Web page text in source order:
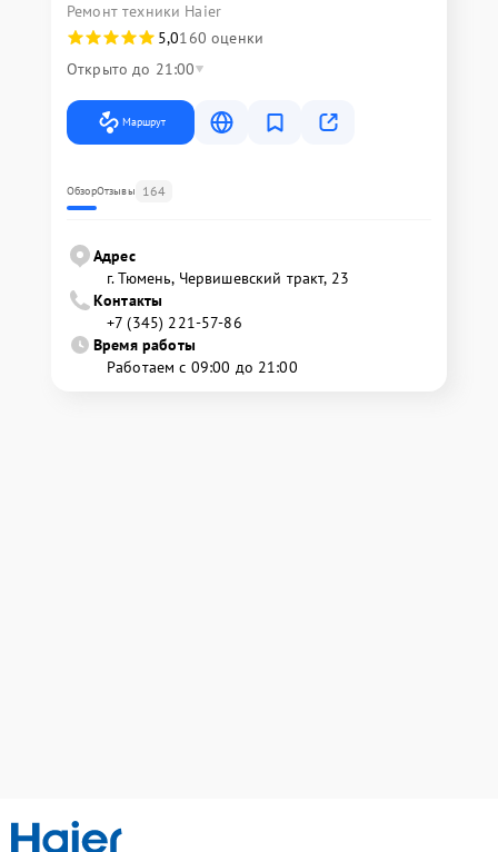
Ремонт техники Haier
5,0160 оценки
Открыто до 21:00
Маршрут
ОбзорОтзывы 164
Адрес
г. Тюмень, ​Червишевский тракт, 23
Контакты
+7 (345) 221-57-86
Время работы
Работаем с 09:00 до 21:00